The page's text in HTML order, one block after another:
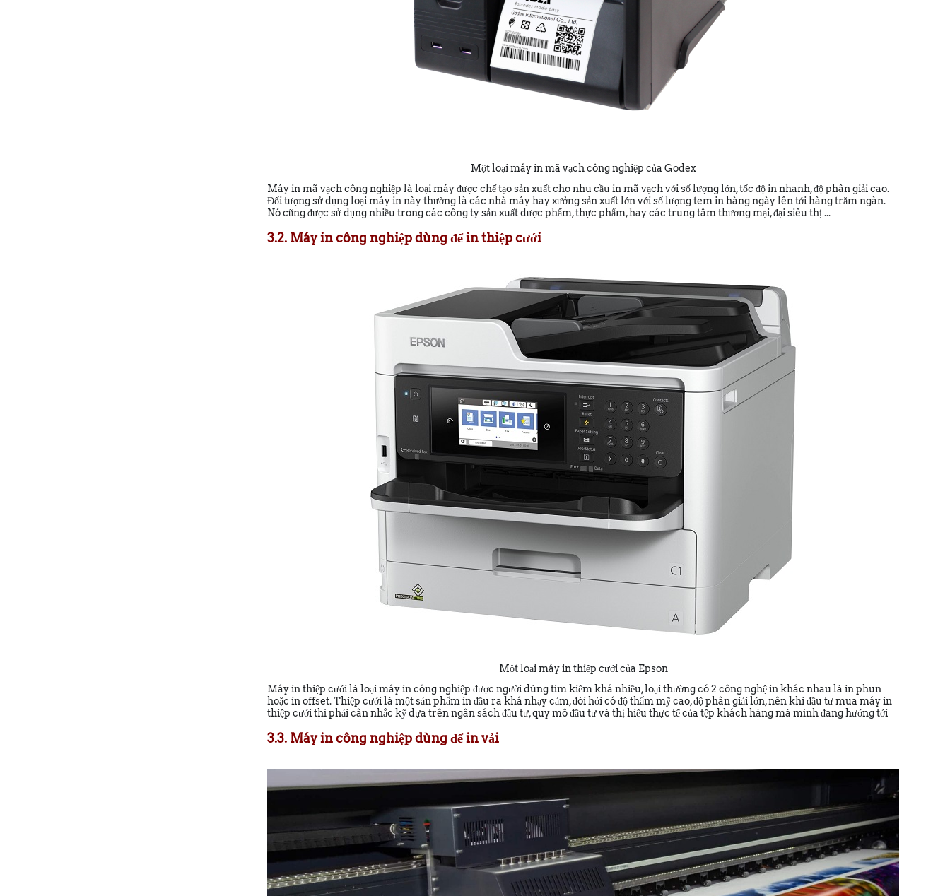
Một loại máy in mã vạch công nghiệp của Godex
Máy in mã vạch công nghiệp là loại máy được chế tạo sản xuất cho nhu cầu in mã vạch với số lượng lớn, tốc độ in nhanh, độ phân giải cao.
Đối tượng sử dụng loại máy in này thường là các nhà máy hay xưởng sản xuất lớn với số lượng tem in hàng ngày lên tới hàng trăm ngàn.
Nó cũng được sử dụng nhiều trong các công ty sản xuất dược phẩm, thực phẩm, hay các trung tâm thương mại, đại siêu thị ...
3.2. Máy in công nghiệp dùng để in thiệp cưới
Một loại máy in thiệp cưới của Epson
Máy in thiệp cưới là loại máy in công nghiệp được người dùng tìm kiếm khá nhiều, loại thường có 2 công nghệ in khác nhau là in phun
hoặc in offset. Thiệp cưới là một sản phẩm in đầu ra khá nhạy cảm, đòi hỏi có độ thẩm mỹ cao, độ phân giải lớn, nên khi đầu tư mua máy in
thiệp cưới thì phải cân nhắc kỹ dựa trên ngân sách đầu tư, quy mô đầu tư và thị hiếu thực tế của tệp khách hàng mà mình đang hướng tới
3.3. Máy in công nghiệp dùng để in vải